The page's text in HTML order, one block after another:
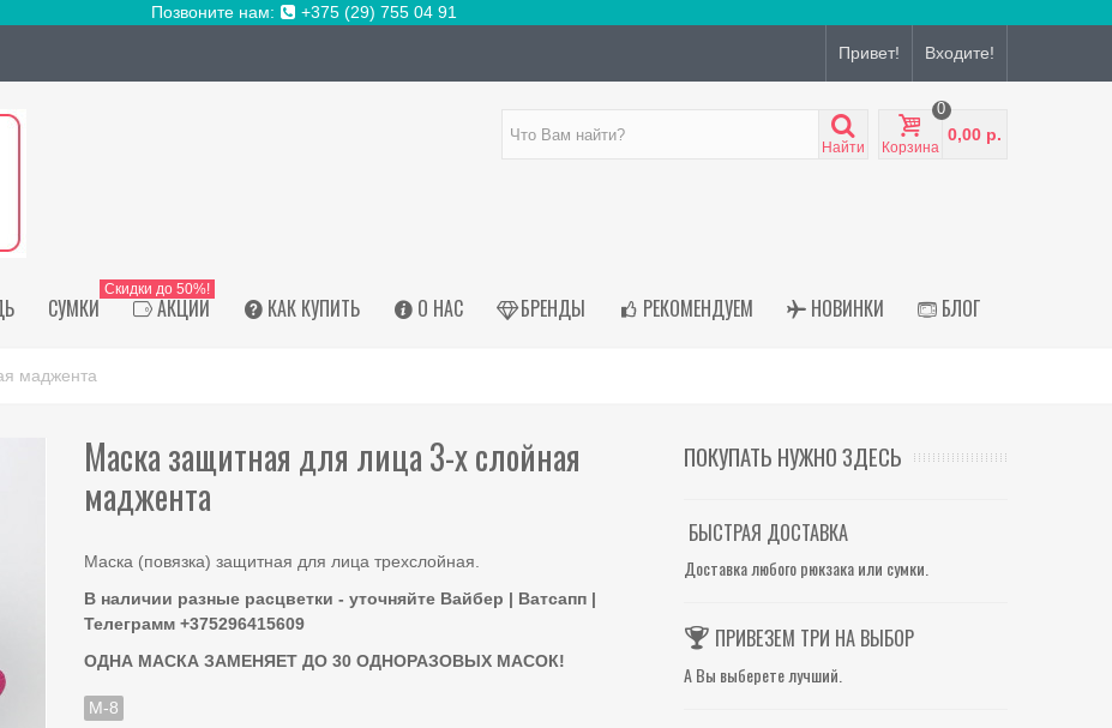
Позвоните нам: +375 (29) 755 04 91
Привет! Входите!
Найти Корзина
0
0,00 р.
СУМКИ АКЦИИ
Скидки до 50%!
КАК КУПИТЬ О НАС БРЕНДЫ РЕКОМЕНДУЕМ НОВИНКИ БЛОГ
маджента
Маска защитная для лица 3-х слойная
маджента
Маска (повязка) защитная для лица трехслойная.
В наличии разные расцветки - уточняйте Вайбер | Ватсапп |
Телеграмм +375296415609
ОДНА МАСКА ЗАМЕНЯЕТ ДО 30 ОДНОРАЗОВЫХ МАСОК!
M-8
ПОКУПАТЬ НУЖНО ЗДЕСЬ
БЫСТРАЯ ДОСТАВКА
Доставка любого рюкзака или сумки.
ПРИВЕЗЕМ ТРИ НА ВЫБОР
А Вы выберете лучший.